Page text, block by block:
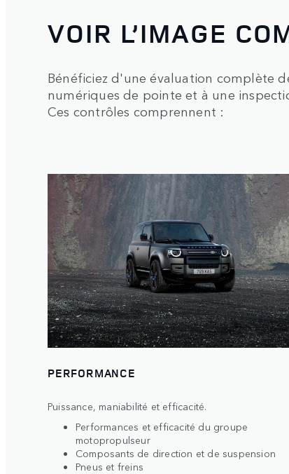
VOIR L’IMAGE
Bénéficiez d'une évaluation complète
numériques de pointe et à une
Ces contrôles comprennent :
PERFORMANCE
Puissance, maniabilité et efficacité.
Performances et efficacité du groupe
motopropulseur
Composants de direction et de suspension
Pneus et freins